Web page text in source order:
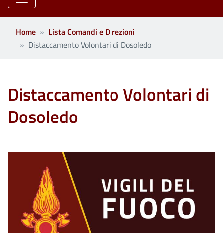
Home
Lista Comandi e Direzioni
Distaccamento Volontari di Dosoledo
Distaccamento Volontari di
Dosoledo